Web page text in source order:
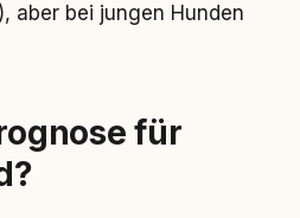
aber bei jungen Hunden
für